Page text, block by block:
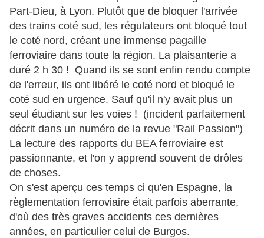
Part-Dieu, à Lyon. Plutôt que de bloquer l'arrivée
des trains coté sud, les régulateurs ont bloqué tout
le coté nord, créant une immense pagaille
ferroviaire dans toute la région. La plaisanterie a
duré 2 h 30 ! Quand ils se sont enfin rendu compte
de l'erreur, ils ont libéré le coté nord et bloqué le
coté sud en urgence. Sauf qu'il n'y avait plus un
seul étudiant sur les voies ! (incident parfaitement
décrit dans un numéro de la revue "Rail Passion")
La lecture des rapports du BEA ferroviaire est
passionnante, et l'on y apprend souvent de drôles
de choses.
On s'est aperçu ces temps ci qu'en Espagne, la
règlementation ferroviaire était parfois aberrante,
d'où des très graves accidents ces dernières
années, en particulier celui de Burgos.